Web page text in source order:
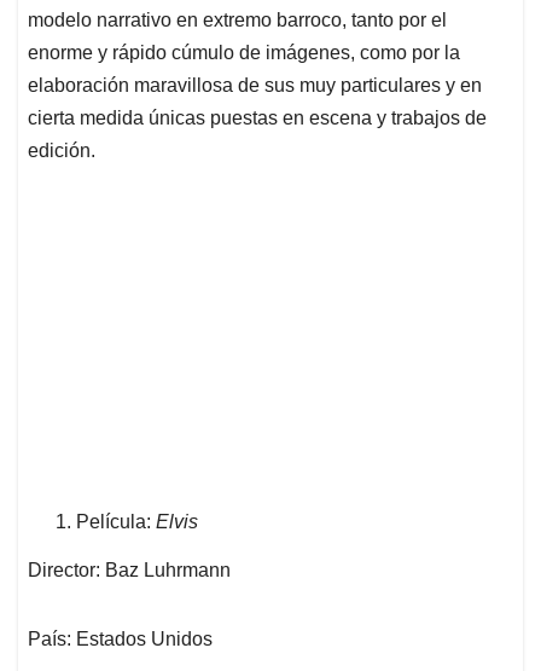
modelo narrativo en extremo barroco, tanto por el
enorme y rápido cúmulo de imágenes, como por la
elaboración maravillosa de sus muy particulares y en
cierta medida únicas puestas en escena y trabajos de
edición.
Película: Elvis
Director: Baz Luhrmann
País: Estados Unidos